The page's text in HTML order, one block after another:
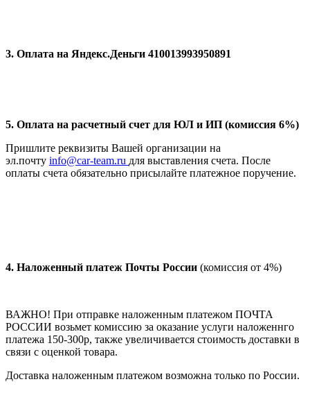
3. Оплата на Яндекс.Деньги 410013993950891
5. Оплата на расчетный счет для ЮЛ и ИП (комиссия 6%)
Пришлите реквизиты Вашей организации на
эл.почту info@car-team.ru для выставления счета. После
оплаты счета обязательно присылайте платежное поручение.
4. Наложенный платеж Почты России (комиссия от 4%)
ВАЖНО! При отправке наложенным платежом ПОЧТА
РОССИИ возьмет комиссию за оказание услуги наложеннго
платежа 150-300р, также увеличивается стоимость доставки в
связи с оценкой товара.
Доставка наложенным платежом возможна только по России.